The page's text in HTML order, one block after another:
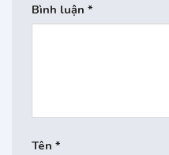
Bình luận *
Tên *